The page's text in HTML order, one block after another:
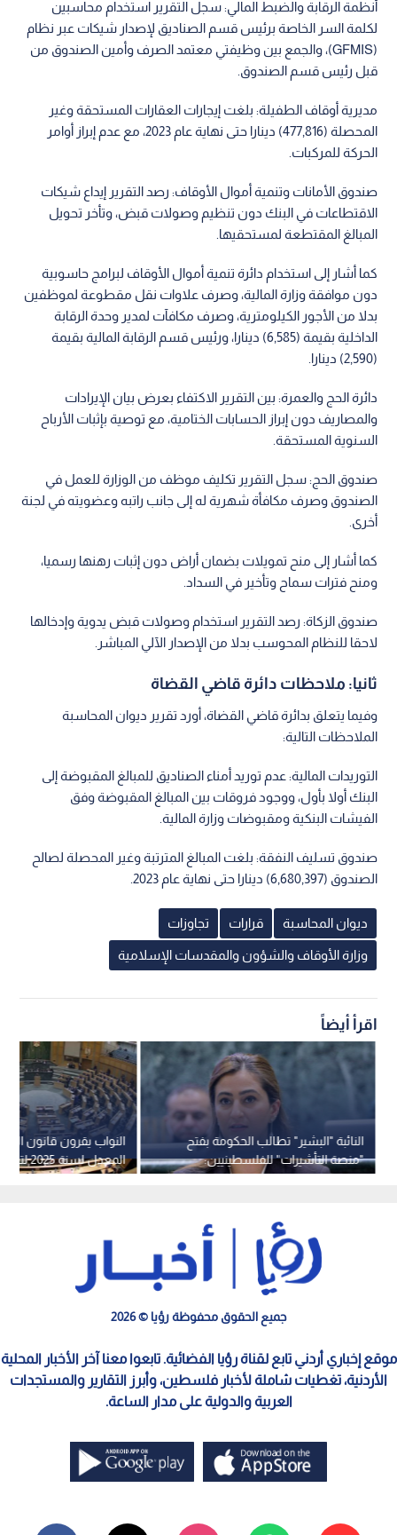
أنظمة الرقابة والضبط المالي: سجل التقرير استخدام محاسبين
لكلمة السر الخاصة برئيس قسم الصناديق لإصدار شيكات عبر نظام
(GFMIS)، والجمع بين وظيفتي معتمد الصرف وأمين الصندوق من
قبل رئيس قسم الصندوق.
مديرية أوقاف الطفيلة: بلغت إيجارات العقارات المستحقة وغير
المحصلة (477,816) دينارا حتى نهاية عام 2023، مع عدم إبراز أوامر
الحركة للمركبات.
صندوق الأمانات وتنمية أموال الأوقاف: رصد التقرير إيداع شيكات
الاقتطاعات في البنك دون تنظيم وصولات قبض، وتأخر تحويل
المبالغ المقتطعة لمستحقيها.
كما أشار إلى استخدام دائرة تنمية أموال الأوقاف لبرامج حاسوبية
دون موافقة وزارة المالية، وصرف علاوات نقل مقطوعة لموظفين
بدلا من الأجور الكيلومترية، وصرف مكافآت لمدير وحدة الرقابة
الداخلية بقيمة (6,585) دينارا، ورئيس قسم الرقابة المالية بقيمة
(2,590) دينارا.
دائرة الحج والعمرة: بين التقرير الاكتفاء بعرض بيان الإيرادات
والمصاريف دون إبراز الحسابات الختامية، مع توصية بإثبات الأرباح
السنوية المستحقة.
صندوق الحج: سجل التقرير تكليف موظف من الوزارة للعمل في
الصندوق وصرف مكافأة شهرية له إلى جانب راتبه وعضويته في لجنة
أخرى.
كما أشار إلى منح تمويلات بضمان أراض دون إثبات رهنها رسميا،
ومنح فترات سماح وتأخير في السداد.
صندوق الزكاة: رصد التقرير استخدام وصولات قبض يدوية وإدخالها
لاحقا للنظام المحوسب بدلا من الإصدار الآلي المباشر.
ثانيا: ملاحظات دائرة قاضي القضاة
وفيما يتعلق بدائرة قاضي القضاة، أورد تقرير ديوان المحاسبة
الملاحظات التالية:
التوريدات المالية: عدم توريد أمناء الصناديق للمبالغ المقبوضة إلى
البنك أولا بأول، ووجود فروقات بين المبالغ المقبوضة وفق
الفيشات البنكية ومقبوضات وزارة المالية.
صندوق تسليف النفقة: بلغت المبالغ المترتبة وغير المحصلة لصالح
الصندوق (6,680,397) دينارا حتى نهاية عام 2023.
ديوان المحاسبة قرارات تجاوزات
وزارة الأوقاف والشؤون والمقدسات الإسلامية
اقرأ أيضاً
النواب يقرون قانون
المعدل لسنة
وحماية المستهلك
النائبة "البشير" تطالب الحكومة بفتح
"منصة التأشيرات" للفلسطينيين:
مرضى بحاجة للعلاج
جميع الحقوق محفوظة رؤيا © 2026
موقع إخباري أردني تابع لقناة رؤيا الفضائية. تابعوا معنا آخر الأخبار المحلية
الأردنية، تغطيات شاملة لأخبار فلسطين، وأبرز التقارير والمستجدات
العربية والدولية على مدار الساعة.